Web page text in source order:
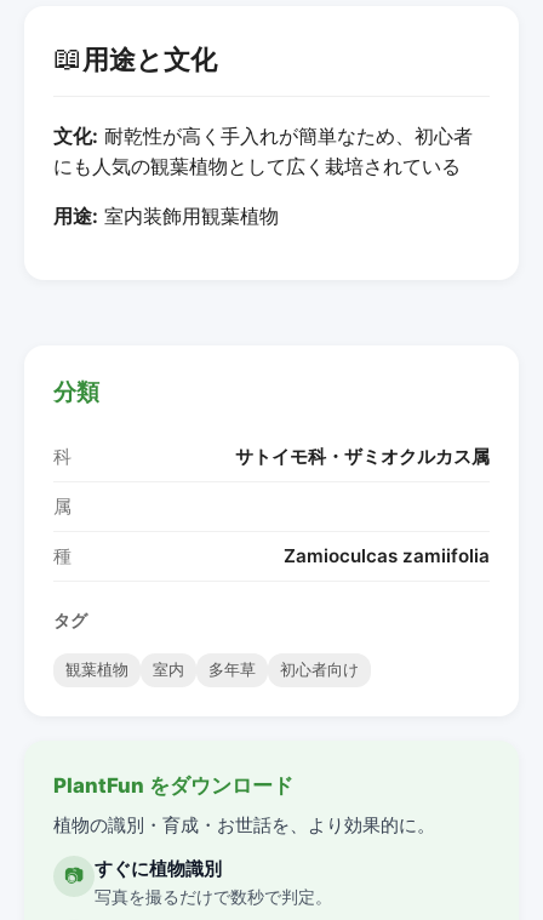
📖用途と文化
文化: 耐乾性が高く手入れが簡単なため、初心者
にも人気の観葉植物として広く栽培されている
用途: 室内装飾用観葉植物
分類
科 サトイモ科・ザミオクルカス属
属
種 Zamioculcas zamiifolia
タグ
観葉植物 室内 多年草 初心者向け
PlantFun をダウンロード
植物の識別・育成・お世話を、より効果的に。
📷 すぐに植物識別
写真を撮るだけで数秒で判定。